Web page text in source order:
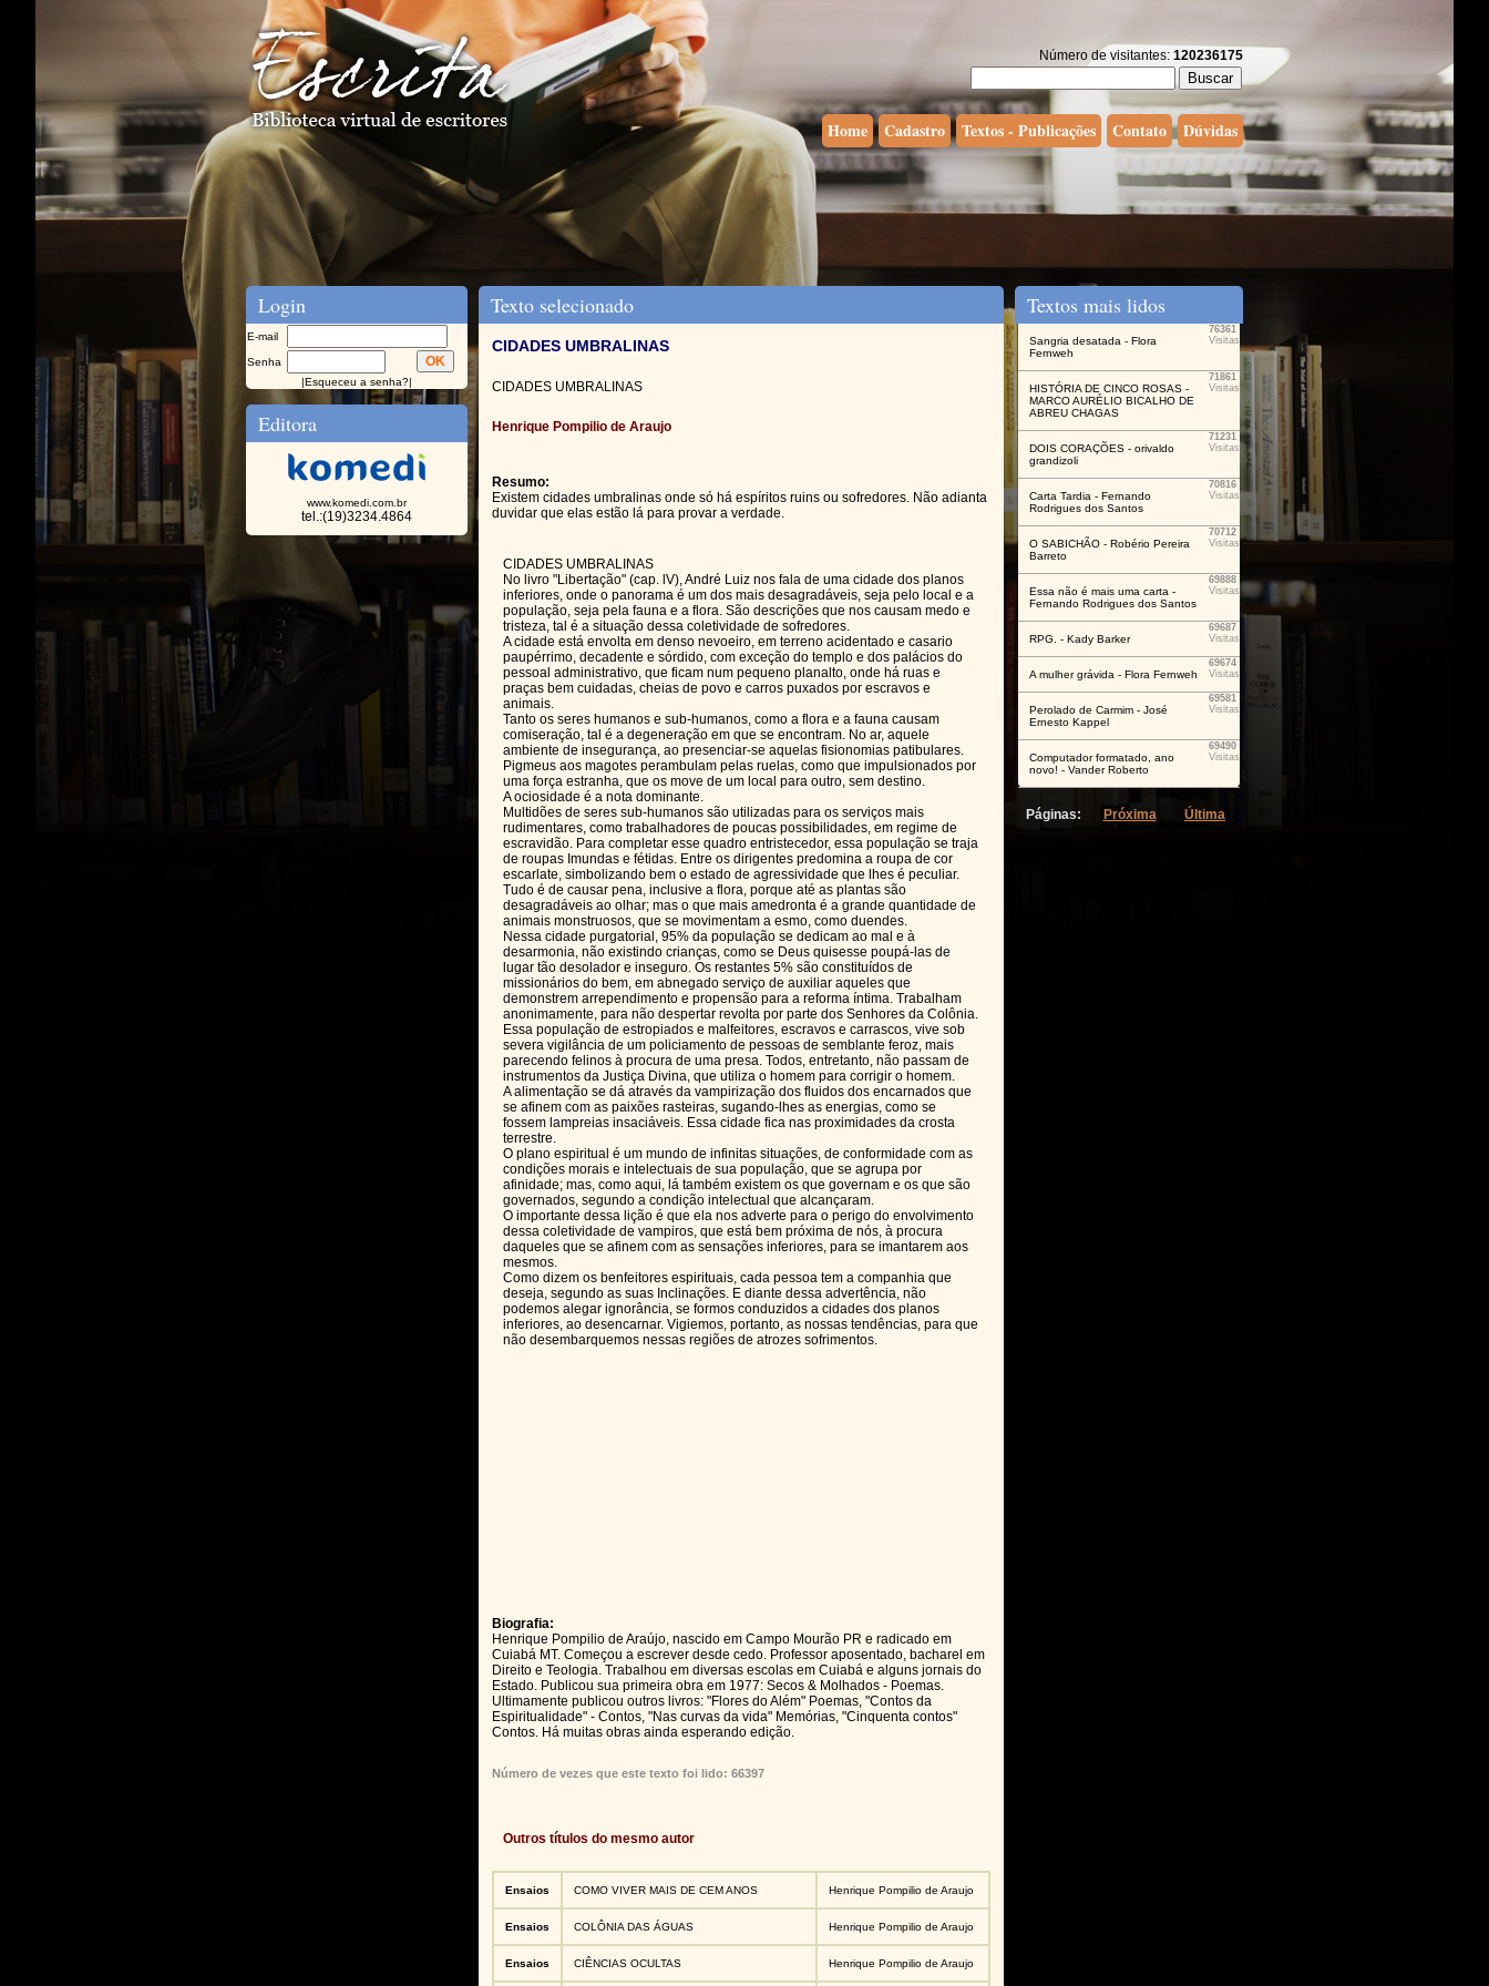
Número de visitantes: 120236175
Home Cadastro Textos - Publicações Contato Dúvidas
Login
E-mail
Senha
|Esqueceu a senha?|
Editora
www.komedi.com.br
tel.:(19)3234.4864
Texto selecionado
CIDADES UMBRALINAS
CIDADES UMBRALINAS
Henrique Pompilio de Araujo
Resumo:
Existem cidades umbralinas onde só há espíritos ruins ou sofredores. Não adianta
duvidar que elas estão lá para provar a verdade.
CIDADES UMBRALINAS
No livro "Libertação" (cap. lV), André Luiz nos fala de uma cidade dos planos
inferiores, onde o panorama é um dos mais desagradáveis, seja pelo local e a
população, seja pela fauna e a flora. São descrições que nos causam medo e
tristeza, tal é a situação dessa coletividade de sofredores.
A cidade está envolta em denso nevoeiro, em terreno acidentado e casario
paupérrimo, decadente e sórdido, com exceção do templo e dos palácios do
pessoal administrativo, que ficam num pequeno planalto, onde há ruas e
praças bem cuidadas, cheias de povo e carros puxados por escravos e
animais.
Tanto os seres humanos e sub-humanos, como a flora e a fauna causam
comiseração, tal é a degeneração em que se encontram. No ar, aquele
ambiente de insegurança, ao presenciar-se aquelas fisionomias patibulares.
Pigmeus aos magotes perambulam pelas ruelas, como que impulsionados por
uma força estranha, que os move de um local para outro, sem destino.
A ociosidade é a nota dominante.
Multidões de seres sub-humanos são utilizadas para os serviços mais
rudimentares, como trabalhadores de poucas possibilidades, em regime de
escravidão. Para completar esse quadro entristecedor, essa população se traja
de roupas Imundas e fétidas. Entre os dirigentes predomina a roupa de cor
escarlate, simbolizando bem o estado de agressividade que lhes é peculiar.
Tudo é de causar pena, inclusive a flora, porque até as plantas são
desagradáveis ao olhar; mas o que mais amedronta é a grande quantidade de
animais monstruosos, que se movimentam a esmo, como duendes.
Nessa cidade purgatorial, 95% da população se dedicam ao mal e à
desarmonia, não existindo crianças, como se Deus quisesse poupá-las de
lugar tão desolador e inseguro. Os restantes 5% são constituídos de
missionários do bem, em abnegado serviço de auxiliar aqueles que
demonstrem arrependimento e propensão para a reforma íntima. Trabalham
anonimamente, para não despertar revolta por parte dos Senhores da Colônia.
Essa população de estropiados e malfeitores, escravos e carrascos, vive sob
severa vigilância de um policiamento de pessoas de semblante feroz, mais
parecendo felinos à procura de uma presa. Todos, entretanto, não passam de
instrumentos da Justiça Divina, que utiliza o homem para corrigir o homem.
A alimentação se dá através da vampirização dos fluidos dos encarnados que
se afinem com as paixões rasteiras, sugando-lhes as energias, como se
fossem lampreias insaciáveis. Essa cidade fica nas proximidades da crosta
terrestre.
O plano espiritual é um mundo de infinitas situações, de conformidade com as
condições morais e intelectuais de sua população, que se agrupa por
afinidade; mas, como aqui, lá também existem os que governam e os que são
governados, segundo a condição intelectual que alcançaram.
O importante dessa lição é que ela nos adverte para o perigo do envolvimento
dessa coletividade de vampiros, que está bem próxima de nós, à procura
daqueles que se afinem com as sensações inferiores, para se imantarem aos
mesmos.
Como dizem os benfeitores espirituais, cada pessoa tem a companhia que
deseja, segundo as suas Inclinações. E diante dessa advertência, não
podemos alegar ignorância, se formos conduzidos a cidades dos planos
inferiores, ao desencarnar. Vigiemos, portanto, as nossas tendências, para que
não desembarquemos nessas regiões de atrozes sofrimentos.
Biografia:
Henrique Pompilio de Araújo, nascido em Campo Mourão PR e radicado em
Cuiabá MT. Começou a escrever desde cedo. Professor aposentado, bacharel em
Direito e Teologia. Trabalhou em diversas escolas em Cuiabá e alguns jornais do
Estado. Publicou sua primeira obra em 1977: Secos & Molhados - Poemas.
Ultimamente publicou outros livros: "Flores do Além" Poemas, "Contos da
Espiritualidade" - Contos, "Nas curvas da vida" Memórias, "Cinquenta contos"
Contos. Há muitas obras ainda esperando edição.
Número de vezes que este texto foi lido: 66397
Outros títulos do mesmo autor
Ensaios COMO VIVER MAIS DE CEM ANOS Henrique Pompilio de Araujo
Ensaios COLÔNIA DAS ÁGUAS Henrique Pompilio de Araujo
Ensaios CIÊNCIAS OCULTAS Henrique Pompilio de Araujo
Textos mais lidos
Sangria desatada - Flora
Fernweh
76361
Visitas
HISTÓRIA DE CINCO ROSAS -
MARCO AURÉLIO BICALHO DE
ABREU CHAGAS
71861
Visitas
DOIS CORAÇÕES - orivaldo
grandizoli
71231
Visitas
Carta Tardia - Fernando
Rodrigues dos Santos
70816
Visitas
O SABICHÃO - Robério Pereira
Barreto
70712
Visitas
Essa não é mais uma carta -
Fernando Rodrigues dos Santos
69888
Visitas
RPG. - Kady Barker
69687
Visitas
A mulher grávida - Flora Fernweh
69674
Visitas
Perolado de Carmim - José
Ernesto Kappel
69581
Visitas
Computador formatado, ano
novo! - Vander Roberto
69490
Visitas
Páginas: Próxima Última